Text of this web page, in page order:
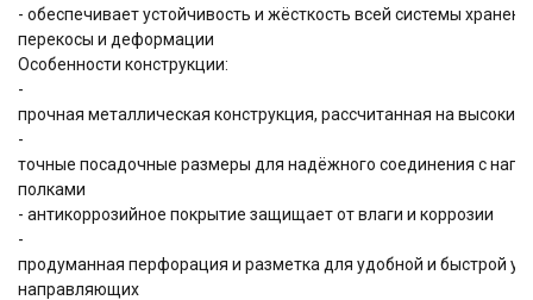
- обеспечивает устойчивость и жёсткость всей системы
перекосы и деформации
Особенности конструкции:
-
прочная металлическая конструкция, рассчитанная на высокие
-
точные посадочные размеры для надёжного соединения с
полками
- антикоррозийное покрытие защищает от влаги и коррозии
-
продуманная перфорация и разметка для удобной и быстрой
направляющих